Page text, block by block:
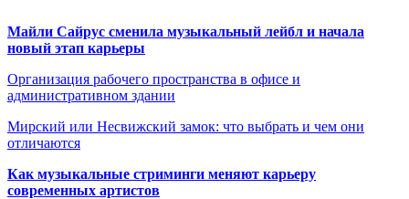
Майли Сайрус сменила музыкальный лейбл и начала
новый этап карьеры
Организация рабочего пространства в офисе и
административном здании
Мирский или Несвижский замок: что выбрать и чем они
отличаются
Как музыкальные стриминги меняют карьеру
современных артистов